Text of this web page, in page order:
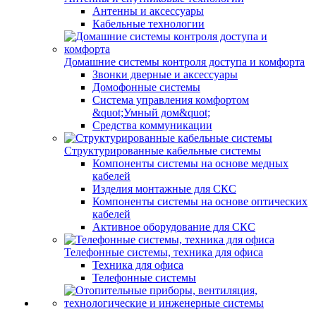
Антенны и аксессуары
Кабельные технологии
Домашние системы контроля доступа и комфорта
Звонки дверные и аксессуары
Домофонные системы
Система управления комфортом
&quot;Умный дом&quot;
Средства коммуникации
Структурированные кабельные системы
Компоненты системы на основе медных
кабелей
Изделия монтажные для СКС
Компоненты системы на основе оптических
кабелей
Активное оборудование для СКС
Телефонные системы, техника для офиса
Техника для офиса
Телефонные системы